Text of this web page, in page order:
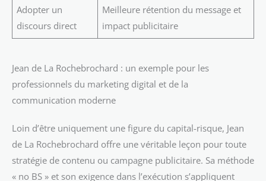
Adopter un
discours direct
Meilleure rétention du message et
impact publicitaire
Jean de La Rochebrochard : un exemple pour les
professionnels du marketing digital et de la
communication moderne
Loin d’être uniquement une figure du capital-risque, Jean
de La Rochebrochard offre une véritable leçon pour toute
stratégie de contenu ou campagne publicitaire. Sa méthode
« no BS » et son exigence dans l’exécution s’appliquent